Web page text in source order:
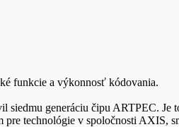
funkcie a výkonnosť kódovania.
siedmu generáciu čipu ARTPEC.
technológie v spoločnosti AXIS,